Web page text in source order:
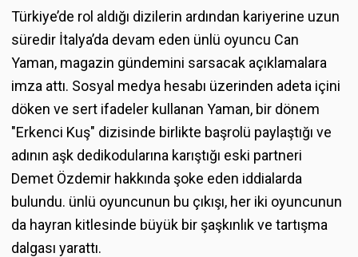
Türkiye’de rol aldığı dizilerin ardından kariyerine uzun
süredir İtalya’da devam eden ünlü oyuncu Can
Yaman, magazin gündemini sarsacak açıklamalara
imza attı. Sosyal medya hesabı üzerinden adeta içini
döken ve sert ifadeler kullanan Yaman, bir dönem
"Erkenci Kuş" dizisinde birlikte başrolü paylaştığı ve
adının aşk dedikodularına karıştığı eski partneri
Demet Özdemir hakkında şoke eden iddialarda
bulundu. ünlü oyuncunun bu çıkışı, her iki oyuncunun
da hayran kitlesinde büyük bir şaşkınlık ve tartışma
dalgası yarattı.